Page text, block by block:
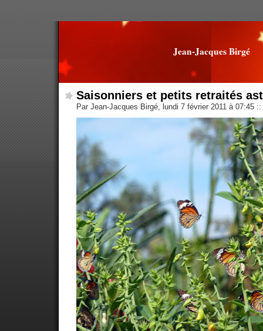
Jean-Jacques Birgé
Saisonniers et petits retraités
Par Jean-Jacques Birgé, lundi 7 février 2011 à 07:45 ::